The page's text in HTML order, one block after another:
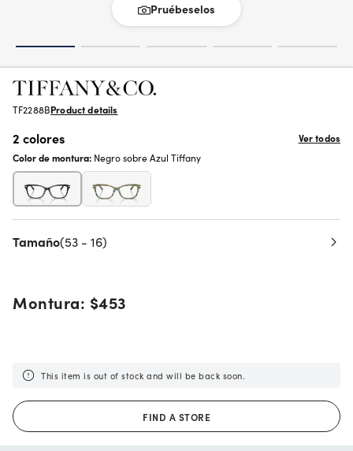
Pruébeselos
TF2288BProduct details
2 colores
Ver todos
Color de montura: Negro sobre Azul Tiffany
Tamaño(53 - 16)
Montura: $453
This item is out of stock and will be back soon.
FIND A STORE